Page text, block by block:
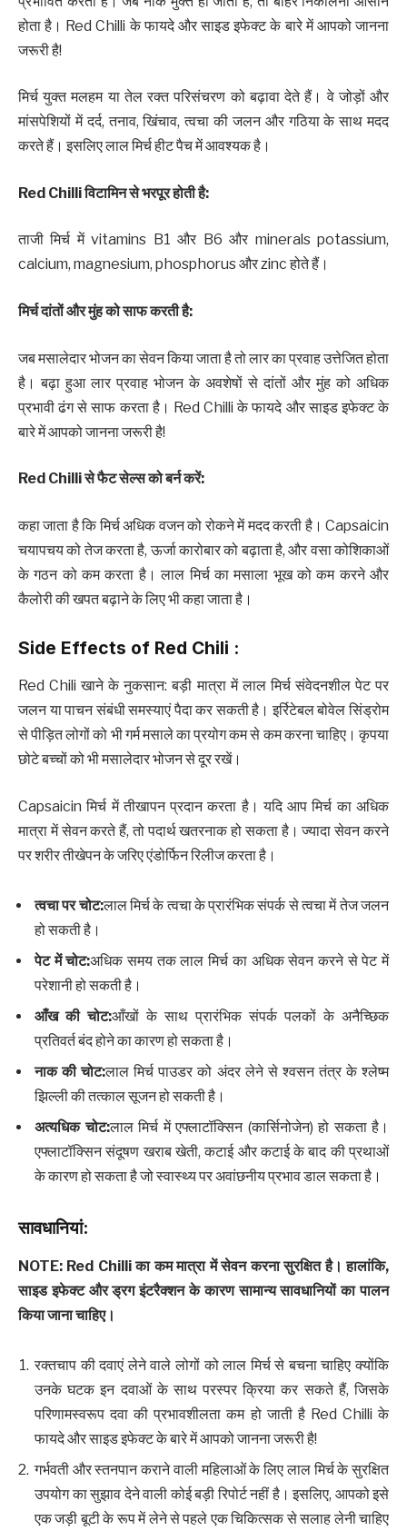
होता है। Red Chilli के फायदे और साइड इफेक्ट के बारे में आपको जानना
जरूरी है!
मिर्च युक्त मलहम या तेल रक्त परिसंचरण को बढ़ावा देते हैं। वे जोड़ों और
मांसपेशियों में दर्द, तनाव, खिंचाव, त्वचा की जलन और गठिया के साथ मदद
करते हैं। इसलिए लाल मिर्च हीट पैच में आवश्यक है।
Red Chilliविटामिन से भरपूर होती है:
ताजी मिर्च में vitamins B1 और B6 और minerals potassium,
calcium, magnesium, phosphorus और zinc होते हैं।
मिर्च दांतों और मुंह को साफ करती है:
जब मसालेदार भोजन का सेवन किया जाता है तो लार का प्रवाह उत्तेजित होता
है। बढ़ा हुआ लार प्रवाह भोजन के अवशेषों से दांतों और मुंह को अधिक
प्रभावी ढंग से साफ करता है। Red Chilli के फायदे और साइड इफेक्ट के
बारे में आपको जानना जरूरी है!
Red Chilliसे फैट सेल्स को बर्न करें:
कहा जाता है कि मिर्च अधिक वजन को रोकने में मदद करती है। Capsaicin
चयापचय को तेज करता है, ऊर्जा कारोबार को बढ़ाता है, और वसा कोशिकाओं
के गठन को कम करता है। लाल मिर्च का मसाला भूख को कम करने और
कैलोरी की खपत बढ़ाने के लिए भी कहा जाता है।
Side Effects of Red Chili :
Red Chili खाने के नुकसान: बड़ी मात्रा में लाल मिर्च संवेदनशील पेट पर
जलन या पाचन संबंधी समस्याएं पैदा कर सकती है। इर्रिटेबल बोवेल सिंड्रोम
से पीड़ित लोगों को भी गर्म मसाले का प्रयोग कम से कम करना चाहिए। कृपया
छोटे बच्चों को भी मसालेदार भोजन से दूर रखें।
Capsaicin मिर्च में तीखापन प्रदान करता है। यदि आप मिर्च का अधिक
मात्रा में सेवन करते हैं, तो पदार्थ खतरनाक हो सकता है। ज्यादा सेवन करने
पर शरीर तीखेपन के जरिए एंडोर्फिन रिलीज करता है।
त्वचा पर चोट:लाल मिर्च के त्वचा के प्रारंभिक संपर्क से त्वचा में तेज जलन
हो सकती है।
पेट में चोट:अधिक समय तक लाल मिर्च का अधिक सेवन करने से पेट में
परेशानी हो सकती है।
आँख की चोट:आँखों के साथ प्रारंभिक संपर्क पलकों के अनैच्छिक
प्रतिवर्त बंद होने का कारण हो सकता है।
नाक की चोट:लाल मिर्च पाउडर को अंदर लेने से श्वसन तंत्र के श्लेष्म
झिल्ली की तत्काल सूजन हो सकती है।
अत्यधिक चोट:लाल मिर्च में एफ्लाटॉक्सिन (कार्सिनोजेन) हो सकता है।
एफ्लाटॉक्सिन संदूषण खराब खेती, कटाई और कटाई के बाद की प्रथाओं
के कारण हो सकता है जो स्वास्थ्य पर अवांछनीय प्रभाव डाल सकता है।
सावधानियां:
NOTE: Red Chilliका कम मात्रा में सेवन करना सुरक्षित है। हालांकि,
साइड इफेक्ट और ड्रग इंटरैक्शन के कारण सामान्य सावधानियों का पालन
किया जाना चाहिए।
रक्तचाप की दवाएं लेने वाले लोगों को लाल मिर्च से बचना चाहिए क्योंकि
उनके घटक इन दवाओं के साथ परस्पर क्रिया कर सकते हैं, जिसके
परिणामस्वरूप दवा की प्रभावशीलता कम हो जाती है Red Chilli के
फायदे और साइड इफेक्ट के बारे में आपको जानना जरूरी है!
गर्भवती और स्तनपान कराने वाली महिलाओं के लिए लाल मिर्च के सुरक्षित
उपयोग का सुझाव देने वाली कोई बड़ी रिपोर्ट नहीं है। इसलिए, आपको इसे
एक जड़ी बूटी के रूप में लेने से पहले एक चिकित्सक से सलाह लेनी चाहिए